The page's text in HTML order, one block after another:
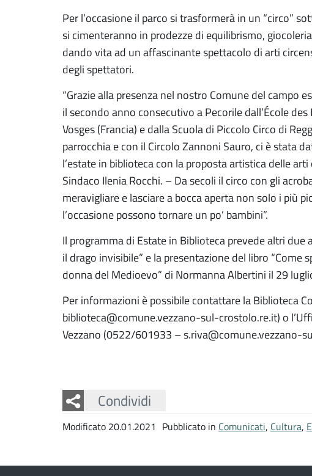
Per l’occasione il parco si trasformerà in un “circo”
si cimenteranno in prodezze di equilibrismo,
dando vita ad un affascinante spettacolo di arti
degli spettatori.
“Grazie alla presenza nel nostro Comune del campo
il secondo anno consecutivo a Pecorile dall’École
Vosges (Francia) e dalla Scuola di Piccolo Circo di
parrocchia e con il Circolo Zannoni Sauro, ci è stata
l’estate in biblioteca con la proposta artistica delle
Sindaco Ilenia Rocchi. – Da secoli il circo con gli
meravigliare e lasciare a bocca aperta non solo i più
l’occasione possono tornare un po’ bambini”.
Il programma di Estate in Biblioteca prevede altri
il drago invisibile” e la presentazione del libro “Come
donna del Medioevo” di Normanna Albertini il 29
Per informazioni è possibile contattare la Biblioteca
biblioteca@comune.vezzano-sul-crostolo.re.it) o
Vezzano (0522/601933 – s.riva@comune.vezzano-
Condividi
Facebook
Twitter
Whatsapp
Modificato 20.01.2021 Pubblicato in Comunicati, Cultura,